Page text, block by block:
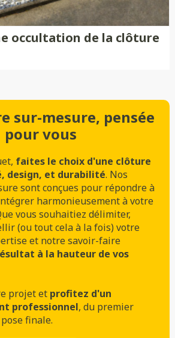
occultation de la clôture
sur-mesure, pensée
pour vous
faites le choix d'une clôture
design, et durabilité. Nos
sont conçues pour répondre à
harmonieusement à votre
vous souhaitiez délimiter,
(ou tout cela à la fois) votre
et notre savoir-faire
à la hauteur de vos
projet et profitez d'un
professionnel, du premier
finale.